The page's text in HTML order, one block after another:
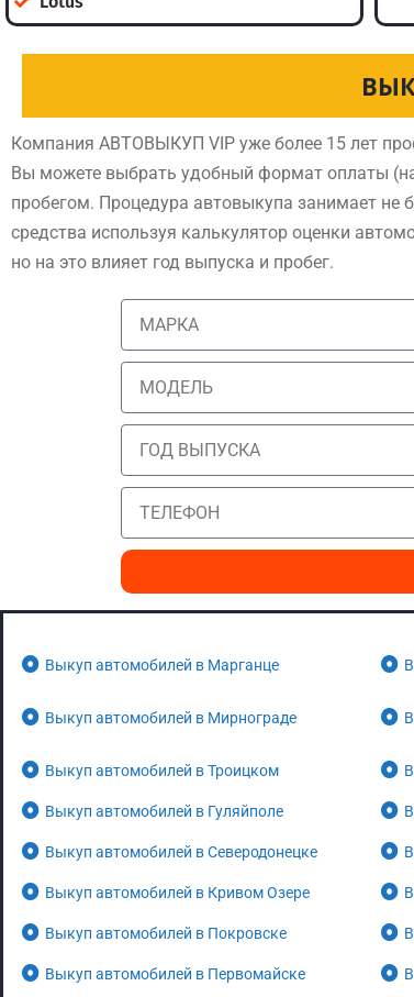
Компания АВТОВЫКУП VIP уже более 15 лет
Вы можете выбрать удобный формат оплаты
пробегом. Процедура автовыкупа занимает не
средства используя калькулятор оценки
но на это влияет год выпуска и пробег.
Выкуп автомобилей в Марганце
Выкуп автомобилей в Мирнограде
Выкуп автомобилей в Троицком
Выкуп автомобилей в Гуляйполе
Выкуп автомобилей в Северодонецке
Выкуп автомобилей в Кривом Озере
Выкуп автомобилей в Покровске
Выкуп автомобилей в Первомайске